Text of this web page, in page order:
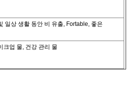
일상 생활 동안 비 유출, Fortable, 좋은
크업 물, 건강 관리 물